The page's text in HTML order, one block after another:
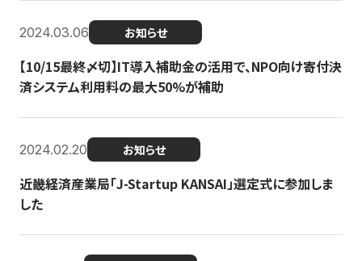
2024.03.06 お知らせ
【10/15最終〆切】IT導入補助金の活用で、NPO向け寄付決
済システム利用料の最大50%が補助
2024.02.20 お知らせ
近畿経済産業局「J-Startup KANSAI」選定式に参加しま
した